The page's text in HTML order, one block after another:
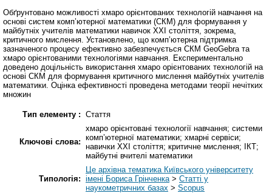
Обґрунтовано можливості хмаро орієнтованих технологій навчання на
основі систем комп’ютерної математики (СКМ) для формування у
майбутніх учителів математики навичок ХХІ століття, зокрема,
критичного мислення. Установлено, що комп’ютерна підтримка
зазначеного процесу ефективно забезпечується СКМ GeoGebra та
хмаро орієнтованими технологіями навчання. Експериментально
доведено доцільність використання хмаро орієнтованих технологій на
основі СКМ для формування критичного мислення майбутніх учителів
математики. Оцінка ефективності проведена методами теорії нечітких
множин
Тип елементу : Стаття
Ключові слова:
хмаро орієнтовані технології навчання; системи
комп’ютерної математики; хмарні сервіси;
навички ХХІ століття; критичне мислення; ІКТ;
майбутні вчителі математики
Типологія:
Це архівна тематика Київського університету
імені Бориса Грінченка> Статті у
наукометричних базах > Scopus